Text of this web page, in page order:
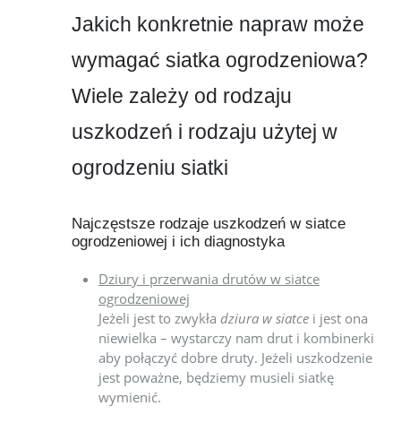
Jakich konkretnie napraw może
wymagać siatka ogrodzeniowa?
Wiele zależy od rodzaju
uszkodzeń i rodzaju użytej w
ogrodzeniu siatki
Najczęstsze rodzaje uszkodzeń w siatce
ogrodzeniowej i ich diagnostyka
Dziury i przerwania drutów w siatce
ogrodzeniowej
Jeżeli jest to zwykła dziura w siatce i jest ona
niewielka – wystarczy nam drut i kombinerki
aby połączyć dobre druty. Jeżeli uszkodzenie
jest poważne, będziemy musieli siatkę
wymienić.